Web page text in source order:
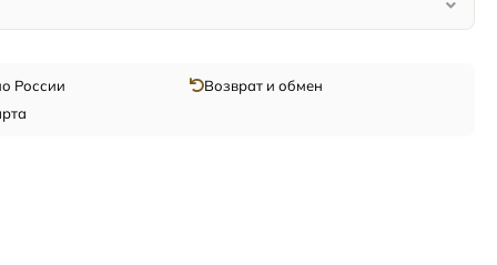
России
Возврат и обмен